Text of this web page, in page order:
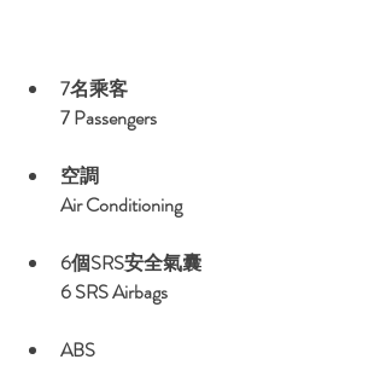
7名乘客
7 Passengers
空調
Air Conditioning
6個SRS安全氣囊
6 SRS Airbags
ABS